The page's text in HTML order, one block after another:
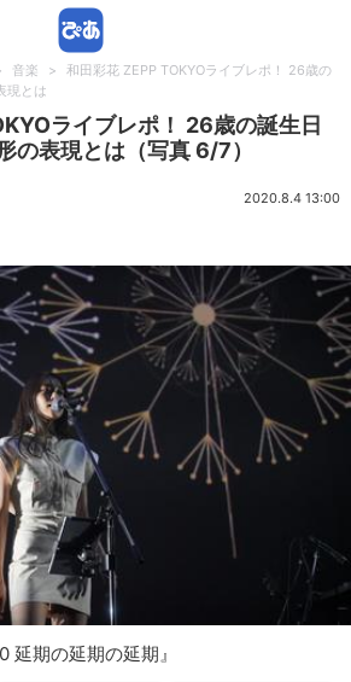
音楽 >
和田彩花 ZEPP TOKYOライブレポ！ 26歳の
現とは
ライブレポ！ 26歳の誕生日
の表現とは（写真 6/7）
2020.8.4 13:00
期の延期の延期』